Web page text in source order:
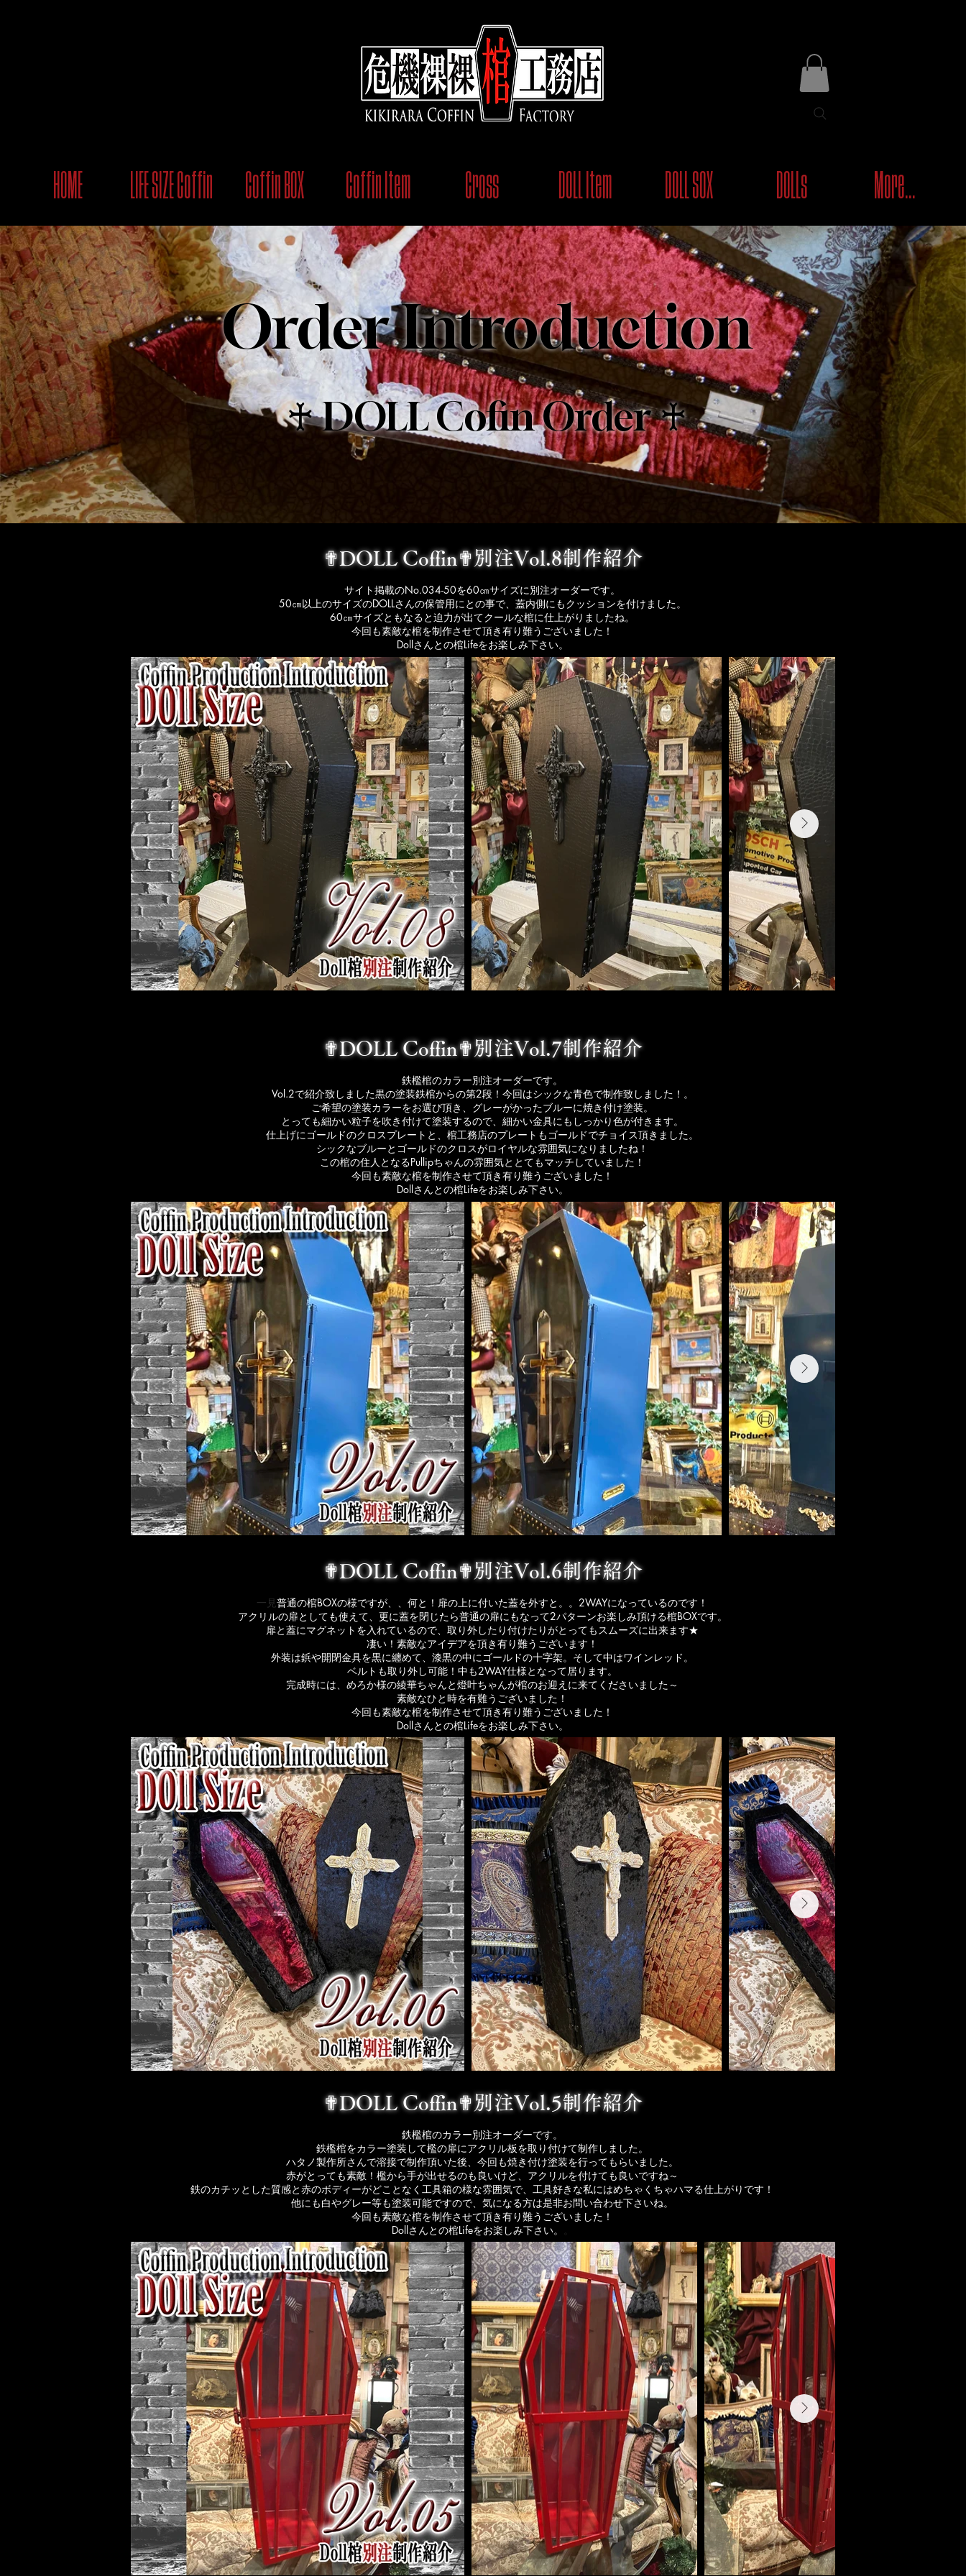
HOME LIFE SIZE Coffin Coffin BOX Coffin Item Cross DOLL Item DOLL SOX DOLLs More...
Order Introduction
♰ DOLL Cofin Order ♰
✟DOLL Coffin✟別注Vol.8制作紹介
サイト掲載のNo.034-50を60㎝サイズに別注オーダーです。
50㎝以上のサイズのDOLLさんの保管用にとの事で、蓋内側にもクッションを付けました。
​60㎝サイズともなると迫力が出てクールな棺に仕上がりましたね。
今回も素敵な棺を制作させて頂き有り難うございました！
Dollさんとの棺Lifeをお楽しみ下さい。
✟DOLL Coffin✟別注Vol.7制作紹介
鉄檻棺のカラー別注オーダーです。
Vol.2で紹介致しました黒の塗装鉄棺からの第2段！今回はシックな青色で制作致しました！。
ご希望の塗装カラーをお選び頂き、グレーがかったブルーに焼き付け塗装。
とっても細かい粒子を吹き付けて塗装するので、細かい金具にもしっかり色が付きます。
仕上げにゴールドのクロスプレートと、棺工務店のプレートもゴールドでチョイス頂きました。
シックなブルーとゴールドのクロスがロイヤルな雰囲気になりましたね！
この棺の住人となるPullipちゃんの雰囲気ととてもマッチしていました！
今回も素敵な棺を制作させて頂き有り難うございました！
Dollさんとの棺Lifeをお楽しみ下さい。
✟DOLL Coffin✟別注Vol.6制作紹介
一見普通の棺BOXの様ですが、、何と！扉の上に付いた蓋を外すと。。2WAYになっているのです！
アクリルの扉としても使えて、更に蓋を閉じたら普通の扉にもなって2パターンお楽しみ頂ける棺BOXです。
扉と蓋にマグネットを入れているので、取り外したり付けたりがとってもスムーズに出来ます★
凄い！素敵なアイデアを頂き有り難うございます！
外装は鋲や開閉金具を黒に纏めて、漆黒の中にゴールドの十字架。そして中はワインレッド。
ベルトも取り外し可能！中も2WAY仕様となって居ります。
完成時には、めろか様の綾華ちゃんと燈叶ちゃんが棺のお迎えに来てくださいました～
素敵なひと時を有難うございました！
今回も素敵な棺を制作させて頂き有り難うございました！
Dollさんとの棺Lifeをお楽しみ下さい。
✟DOLL Coffin✟別注Vol.5制作紹介
鉄檻棺のカラー別注オーダーです。
鉄檻棺をカラー塗装して檻の扉にアクリル板を取り付けて制作しました。
ハタノ製作所さんで溶接で制作頂いた後、今回も焼き付け塗装を行ってもらいました。
赤がとっても素敵！檻から手が出せるのも良いけど、アクリルを付けても良いですね～
鉄のカチッとした質感と赤のボディーがどことなく工具箱の様な雰囲気で、工具好きな私にはめちゃくちゃハマる仕上がりです！
他にも白やグレー等も塗装可能ですので、気になる方は是非お問い合わせ下さいね。
今回も素敵な棺を制作させて頂き有り難うございました！
Dollさんとの棺Lifeをお楽しみ下さい。